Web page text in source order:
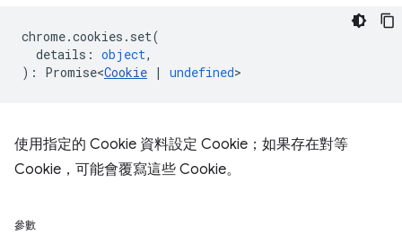
chrome.cookies . set(
details : object,
) : Promise<Cookie | undefined>
使用指定的 Cookie 資料設定 Cookie；如果存在對等
Cookie，可能會覆寫這些 Cookie。
參數